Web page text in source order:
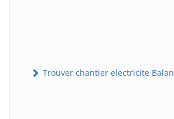
Trouver chantier electricite Balan